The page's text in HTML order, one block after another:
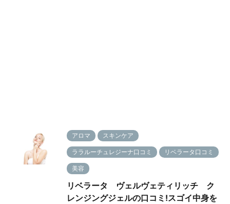
アロマ スキンケア
ララルーチュレジーナ口コミ リベラータ口コミ
美容
リベラータ ヴェルヴェティリッチ ク
レンジングジェルの口コミ!スゴイ中身を